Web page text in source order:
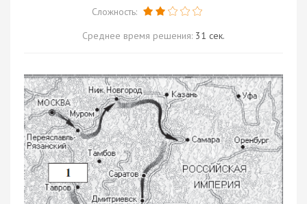
Сложность:
Среднее время решения: 31 сек.